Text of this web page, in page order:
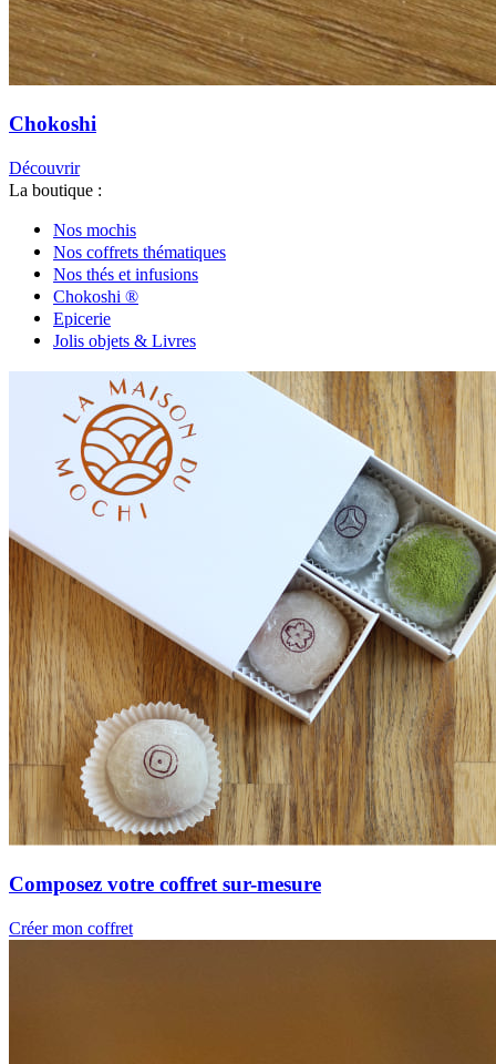
Chokoshi
Découvrir
La boutique :
Nos mochis
Nos coffrets thématiques
Nos thés et infusions
Chokoshi ®
Epicerie
Jolis objets & Livres
Composez votre coffret sur-mesure
Créer mon coffret